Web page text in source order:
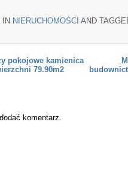
NIERUCHOMOŚCI AND
pokojowe kamienica
79.90m2
komentarz.